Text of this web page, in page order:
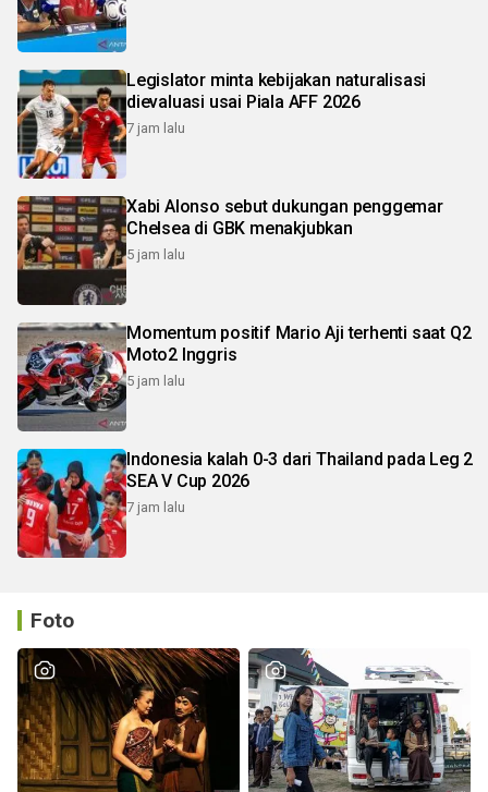
Legislator minta kebijakan naturalisasi
dievaluasi usai Piala AFF 2026
7 jam lalu
Xabi Alonso sebut dukungan penggemar
Chelsea di GBK menakjubkan
5 jam lalu
Momentum positif Mario Aji terhenti saat Q2
Moto2 Inggris
5 jam lalu
Indonesia kalah 0-3 dari Thailand pada Leg 2
SEA V Cup 2026
7 jam lalu
Foto